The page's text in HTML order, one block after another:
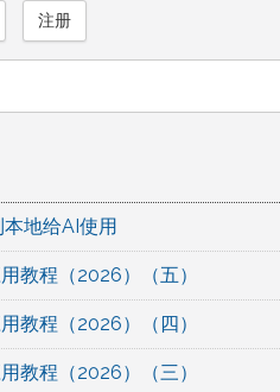
注册
地给AI使用
教程（2026）（五）
教程（2026）（四）
教程（2026）（三）